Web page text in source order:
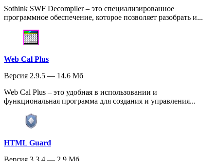
Sothink SWF Decompiler – это специализированное
программное обеспечение, которое позволяет разобрать и...
Web Cal Plus
Версия 2.9.5 — 14.6 Мб
Web Cal Plus – это удобная в использовании и
функциональная программа для создания и управления...
HTML Guard
Версия 3.3.4 — 2.9 Мб